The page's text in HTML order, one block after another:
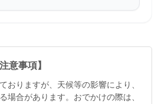
意事項】
おりますが、天候等の影響により、
場合があります。おでかけの際は、